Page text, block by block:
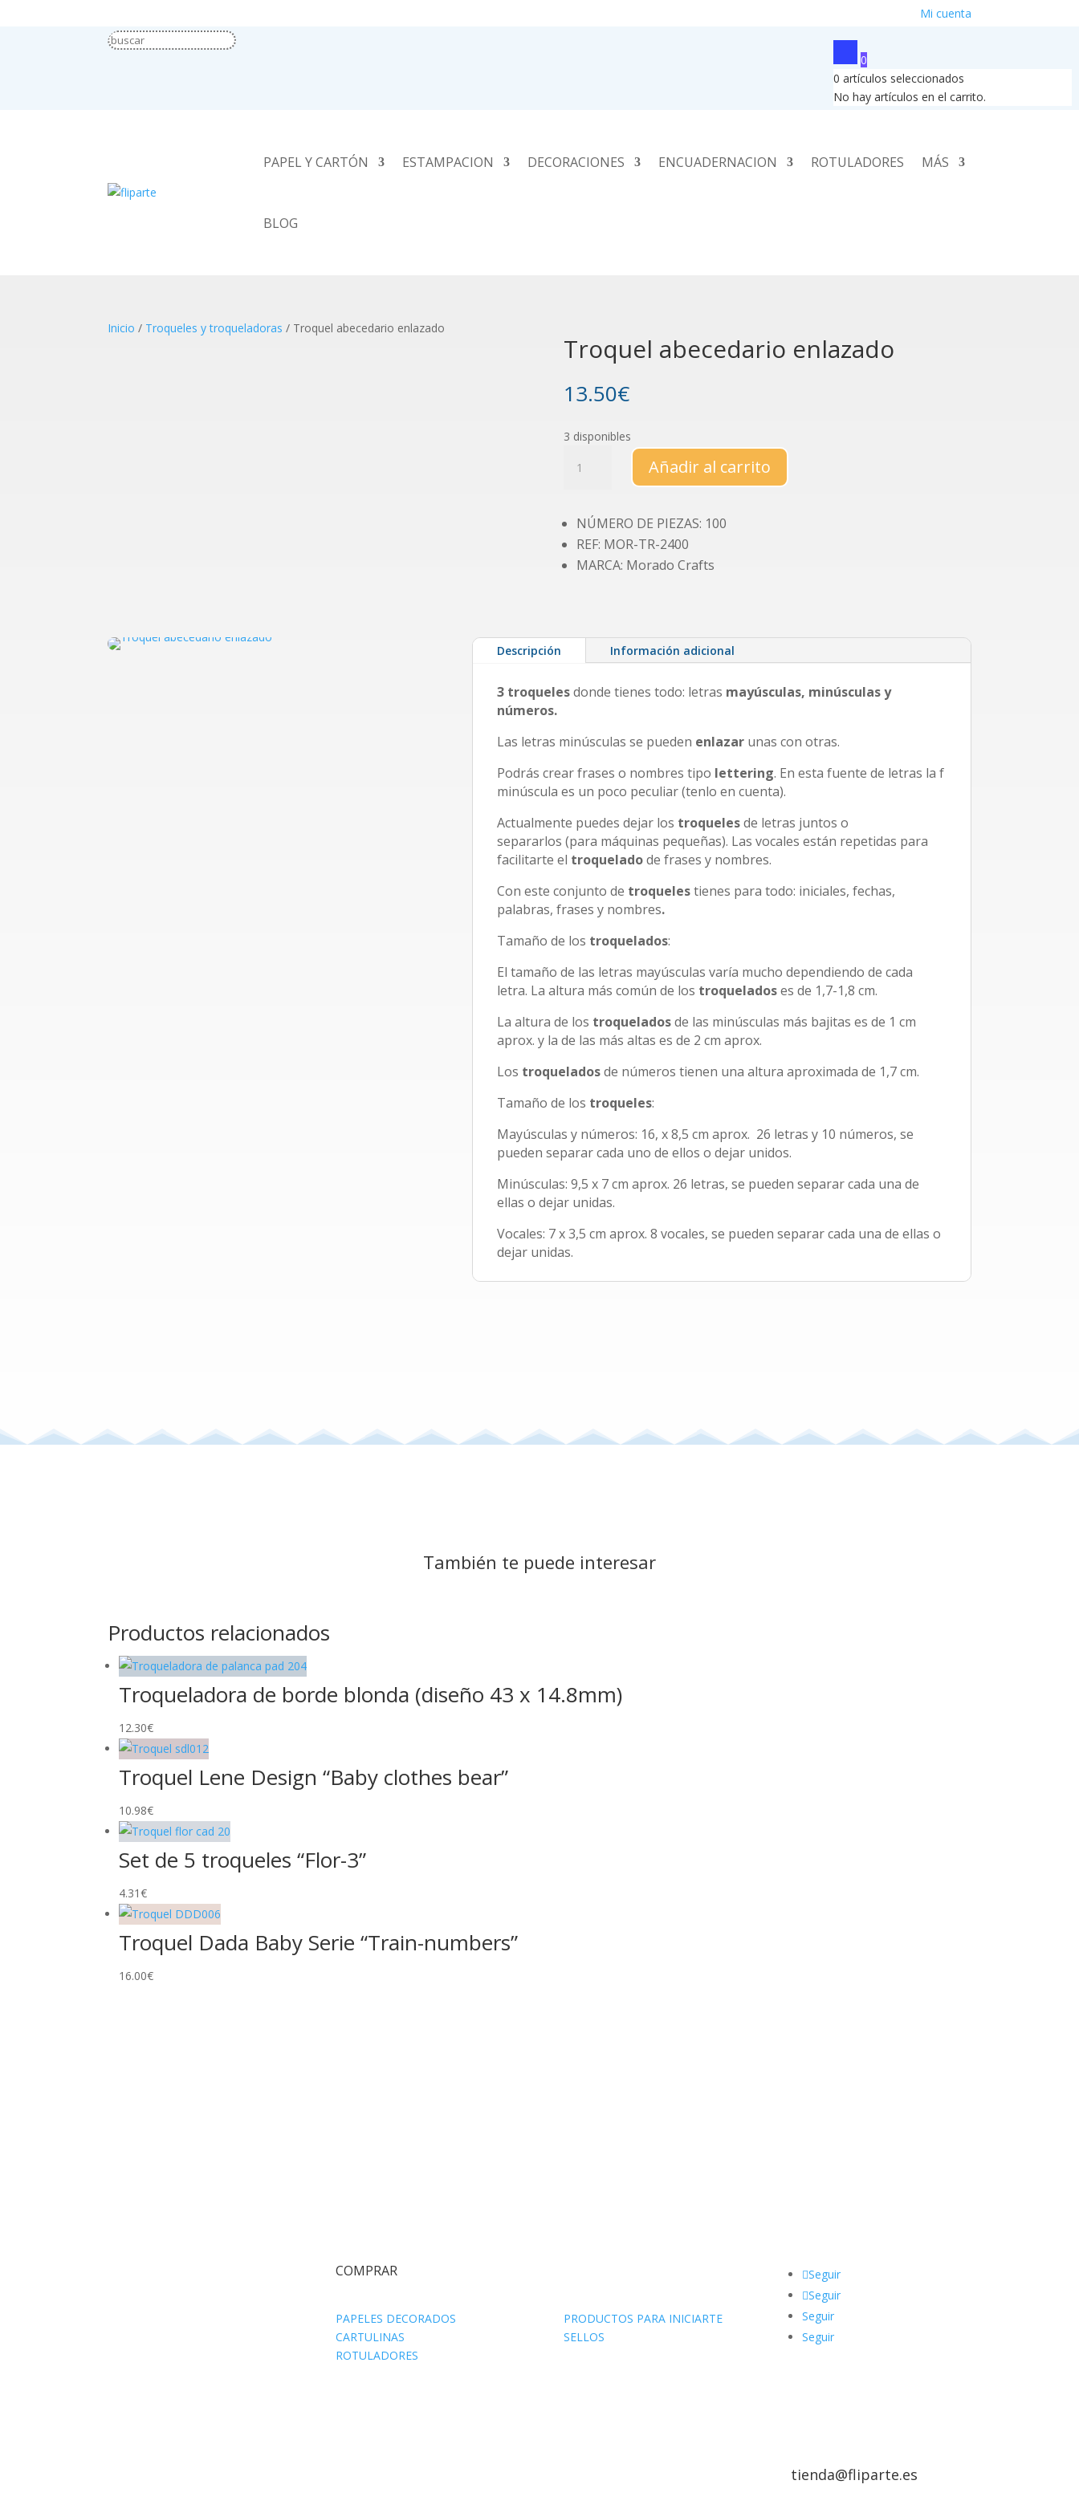
Mi cuenta
0
0 artículos seleccionados
No hay artículos en el carrito.
PAPEL Y CARTÓN ESTAMPACION DECORACIONES ENCUADERNACION ROTULADORES MÁS
BLOG
Inicio / Troqueles y troqueladoras / Troquel abecedario enlazado
Troquel abecedario enlazado
13.50€
3 disponibles
abecedario
Añadir al carrito
NÚMERO DE PIEZAS: 100
REF: MOR-TR-2400
MARCA: Morado Crafts
Descripción Información adicional
3 troquelesdonde tienes todo: letras mayúsculas, minúsculas y
números.
Las letras minúsculas se pueden enlazar unas con otras.
Podrás crear frases o nombres tipo lettering. En esta fuente de letras la f
minúscula es un poco peculiar (tenlo en cuenta).
Actualmente puedes dejar los troquelesde letras juntos o
separarlos (para máquinas pequeñas). Las vocales están repetidas para
facilitarte el troqueladode frases y nombres.
Con este conjunto de troquelestienes para todo: iniciales, fechas,
palabras, frases y nombres.
Tamaño de los troquelados:
El tamaño de las letras mayúsculas varía mucho dependiendo de cada
letra. La altura más común de los troqueladoses de 1,7-1,8 cm.
La altura de los troqueladosde las minúsculas más bajitas es de 1 cm
aprox. y la de las más altas es de 2 cm aprox.
Los troqueladosde números tienen una altura aproximada de 1,7 cm.
Tamaño de los troqueles:
Mayúsculas y números: 16, x 8,5 cm aprox. 26 letras y 10 números, se
pueden separar cada uno de ellos o dejar unidos.
Minúsculas: 9,5 x 7 cm aprox. 26 letras, se pueden separar cada una de
ellas o dejar unidas.
Vocales: 7 x 3,5 cm aprox. 8 vocales, se pueden separar cada una de ellas o
dejar unidas.
También te puede interesar
Productos relacionados
Troqueladora de borde blonda (diseño 43 x 14.8mm)
12.30€
Troquel Lene Design “Baby clothes bear”
10.98€
Set de 5 troqueles “Flor-3”
4.31€
Troquel Dada Baby Serie “Train-numbers”
16.00€
COMPRAR
PAPELES DECORADOS
CARTULINAS
ROTULADORES
PRODUCTOS PARA INICIARTE
SELLOS
Seguir
Seguir
Seguir
Seguir
tienda@fliparte.es